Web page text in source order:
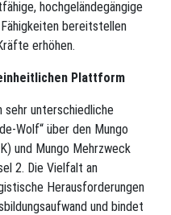
hochgeländegängige
bereitstellen
erhöhen.
Plattform
sehr unterschiedliche
Wolf“ über den Mungo
und Mungo Mehrzweck
2. Die Vielfalt an
Herausforderungen
und bindet